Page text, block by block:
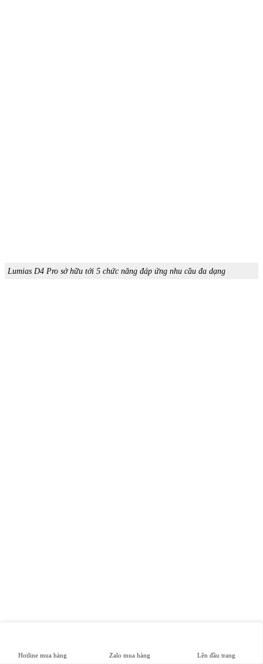
Lumias D4 Pro sở hữu tới 5 chức năng đáp ứng nhu cầu đa dạng
Hotline mua hàng Zalo mua hàng Lên đầu trang